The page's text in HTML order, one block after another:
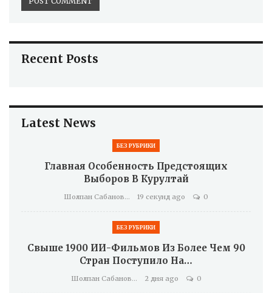
Recent Posts
Latest News
БЕЗ РУБРИКИ
Главная Особенность Предстоящих
Выборов В Курултай
Шолпан Сабанова 19 секунд ago 0
БЕЗ РУБРИКИ
Свыше 1900 ИИ-Фильмов Из Более Чем 90
Стран Поступило На…
Шолпан Сабанова 2 дня ago 0